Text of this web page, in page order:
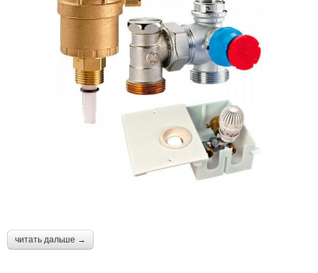
читать дальше →